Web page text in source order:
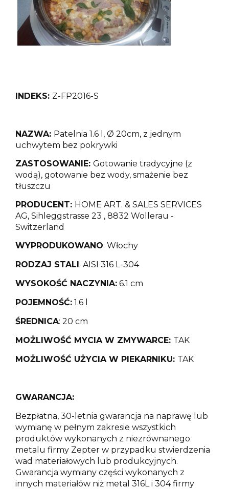
INDEKS: Z-FP2016-S
NAZWA: Patelnia 1.6 l, Ø 20cm, z jednym
uchwytem bez pokrywki
ZASTOSOWANIE: Gotowanie tradycyjne (z
wodą), gotowanie bez wody, smażenie bez
tłuszczu
PRODUCENT: HOME ART. & SALES SERVICES
AG, Sihleggstrasse 23 , 8832 Wollerau -
Switzerland
WYPRODUKOWANO: Włochy
RODZAJ STALI: AISI 316 L-304
WYSOKOŚĆ NACZYNIA: 6.1 cm
POJEMNOŚĆ: 1.6 l
ŚREDNICA: 20 cm
MOŻLIWOŚĆ MYCIA W ZMYWARCE: TAK
MOŻLIWOŚĆ UŻYCIA W PIEKARNIKU: TAK
GWARANCJA:
Bezpłatna, 30-letnia gwarancja na naprawę lub
wymianę w pełnym zakresie wszystkich
produktów wykonanych z niezrównanego
metalu firmy Zepter w przypadku stwierdzenia
wad materiałowych lub produkcyjnych.
Gwarancja wymiany części wykonanych z
innych materiałów niż metal 316L i 304 firmy